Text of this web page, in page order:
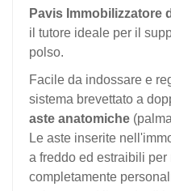
Pavis Immobilizzatore
il tutore ideale per il
polso.
Facile da indossare e
sistema brevettato a
aste anatomiche
Le aste inserite
a freddo ed estraibili per
completamente